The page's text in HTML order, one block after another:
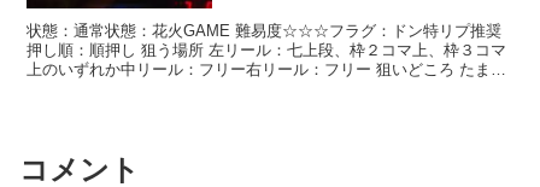
状態：通常状態：花火GAME 難易度☆☆☆フラグ：ドン特リプ推奨
押し順：順押し 狙う場所 左リール：七上段、枠２コマ上、枠３コマ
上のいずれか中リール：フリー右リール：フリー 狙いどころ たまチ
コメント